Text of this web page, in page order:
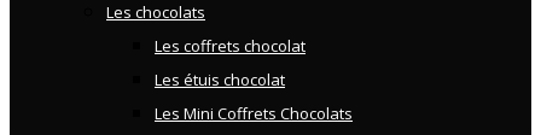
Les chocolats
Les coffrets chocolat
Les étuis chocolat
Les Mini Coffrets Chocolats